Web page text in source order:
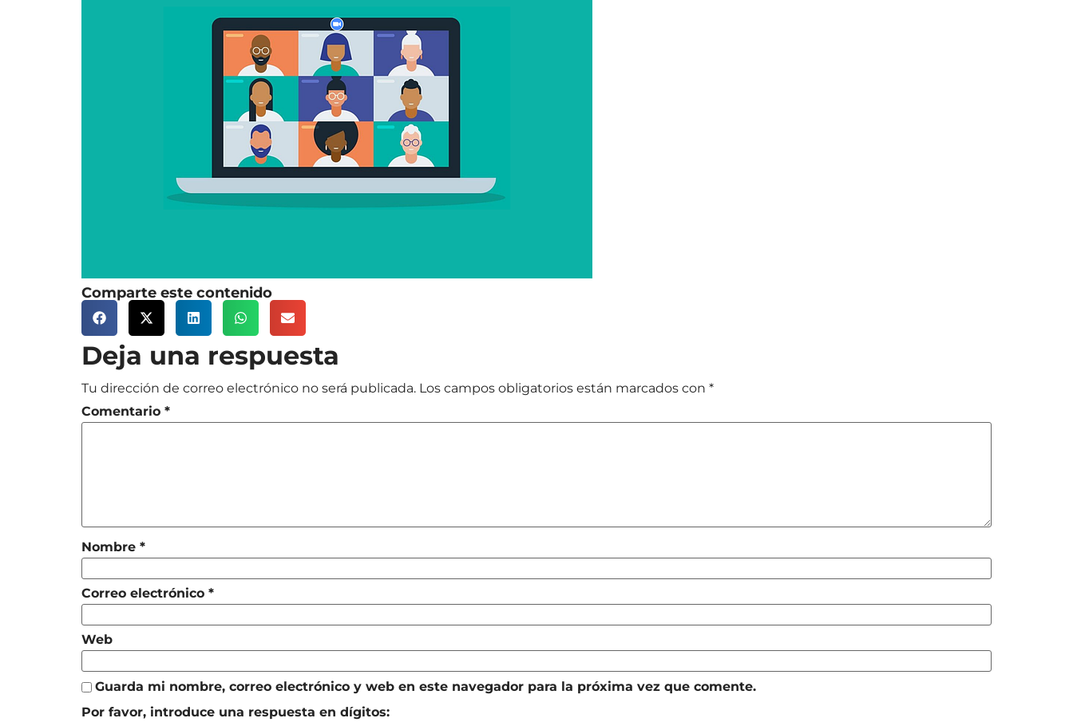
Comparte este contenido
Deja una respuesta
Tu dirección de correo electrónico no será publicada. Los campos obligatorios están marcados con *
Comentario *
Nombre *
Correo electrónico *
Web
Guarda mi nombre, correo electrónico y web en este navegador para la próxima vez que comente.
Por favor, introduce una respuesta en dígitos: